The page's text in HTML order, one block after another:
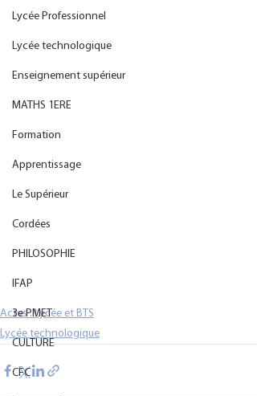
Lycée Professionnel
Lycée technologique
Enseignement supérieur
MATHS 1ERE
Formation
Apprentissage
Le Supérieur
Cordées
PHILOSOPHIE
IFAP
3e PMET
CULTURE
CFC
Actus : Lycée et BTS
Lycée technologique